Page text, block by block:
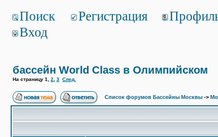
Поиск Регистрация
Вход
бассейн World Class в Олимпийском
На страницу 1 2 3 След.
Список форумов Бассейны Москвы ->